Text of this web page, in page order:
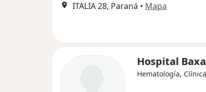
ITALIA 28, Paraná • Mapa
Hospital
Hematología,